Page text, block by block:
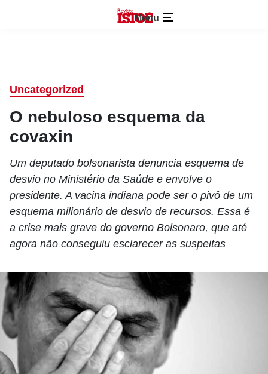
Menu
Uncategorized
O nebuloso esquema da
covaxin
Um deputado bolsonarista denuncia esquema de
desvio no Ministério da Saúde e envolve o
presidente. A vacina indiana pode ser o pivô de um
esquema milionário de desvio de recursos. Essa é
a crise mais grave do governo Bolsonaro, que até
agora não conseguiu esclarecer as suspeitas